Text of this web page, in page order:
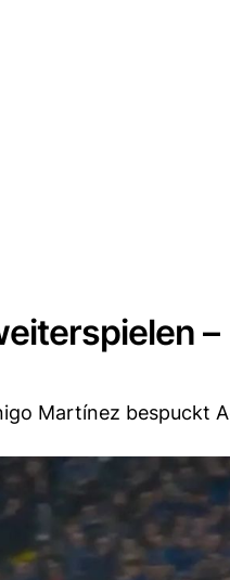
–
Martínez bespuckt